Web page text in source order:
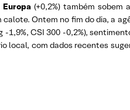
Europa(+0,2%) também sobem
Ontem no fim do dia, a
-1,9%, CSI 300 -0,2%),
com dados recentes